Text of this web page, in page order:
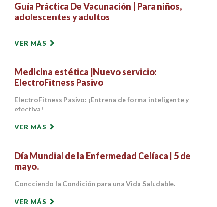
Guía Práctica De Vacunación | Para niños,
adolescentes y adultos
VER MÁS
Medicina estética |Nuevo servicio:
ElectroFitness Pasivo
ElectroFitness Pasivo: ¡Entrena de forma inteligente y
efectiva!
VER MÁS
Día Mundial de la Enfermedad Celíaca | 5 de
mayo.
Conociendo la Condición para una Vida Saludable.
VER MÁS